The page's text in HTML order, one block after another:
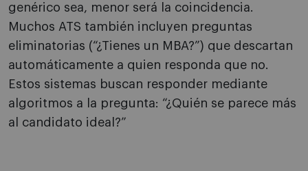
genérico sea, menor será la coincidencia.
Muchos ATS también incluyen preguntas
eliminatorias (“¿Tienes un MBA?”) que descartan
automáticamente a quien responda que no.
Estos sistemas buscan responder mediante
algoritmos a la pregunta: “¿Quién se parece más
al candidato ideal?”